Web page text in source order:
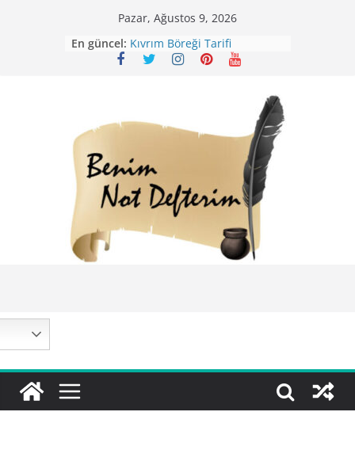
Pazar, Ağustos 9, 2026
En güncel: Kıvrım Böreği Tarifi
Karabuğday Pilavı Tarifi